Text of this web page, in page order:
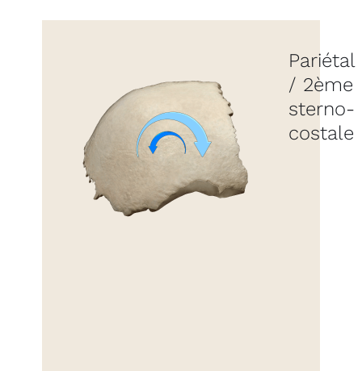
Pariétal
/ 2ème
sterno-
costale